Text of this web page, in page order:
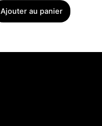
Ajouter au panier